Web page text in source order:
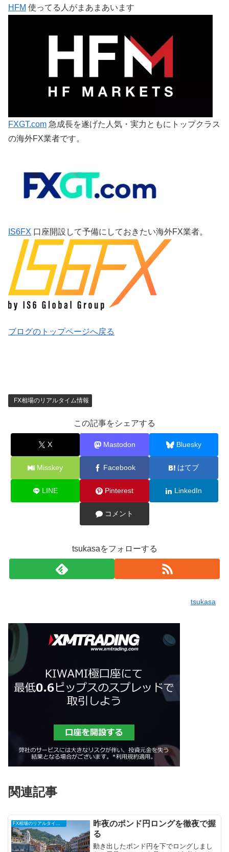
HFM 使ってる人がまあまあいます
FXGT.com 急成長を遂げた人気・実力ともにトップクラス
の海外FX業者です。
IS6FX 口座開設して予備にしておきたい海外FX業者。
ブログのトップページへ戻る
FX相場のリアルタイム情報
この記事をシェアする
X Mastodon Bluesky
Misskey Facebook はてブ
LINE Pinterest LinkedIn
コメント
tsukasaをフォローする
tsukasa
関連記事
昨夜のポンド円ロングを徹夜で握
る
動き出したポンド円を下でロングしまし